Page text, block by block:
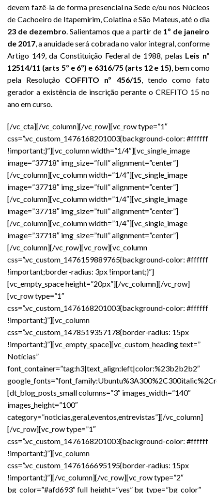
devem fazê-la de forma presencial na Sede e/ou nos Núcleos
de Cachoeiro de Itapemirim, Colatina e São Mateus, até o dia
23 de dezembro. Salientamos que a partir de 1º de janeiro
de 2017, a anuidade será cobrada no valor integral, conforme
Artigo 149, da Constituição Federal de 1988, pelas Leis nº
12514/11 (arts 5º e 6º) e 6316/75 (arts 12 e 15), bem como
pela Resolução COFFITO nº 456/15, tendo como fato
gerador a existência de inscrição perante o CREFITO 15 no
ano em curso.
[/vc_cta][/vc_column][/vc_row][vc_row type=”1″
css=”.vc_custom_1476168201003{background-color: #ffffff
!important;}”][vc_column width=”1/4″][vc_single_image
image=”37718″ img_size=”full” alignment=”center”]
[/vc_column][vc_column width=”1/4″][vc_single_image
image=”37718″ img_size=”full” alignment=”center”]
[/vc_column][vc_column width=”1/4″][vc_single_image
image=”37718″ img_size=”full” alignment=”center”]
[/vc_column][vc_column width=”1/4″][vc_single_image
image=”37718″ img_size=”full” alignment=”center”]
[/vc_column][/vc_row][vc_row][vc_column
css=”.vc_custom_1476159889765{background-color: #ffffff
!important;border-radius: 3px !important;}”]
[vc_empty_space height=”20px”][/vc_column][/vc_row]
[vc_row type=”1″
css=”.vc_custom_1476168201003{background-color: #ffffff
!important;}”][vc_column
css=”.vc_custom_1478519357178{border-radius: 15px
!important;}”][vc_empty_space][vc_custom_heading text=”
Notícias”
font_container=”tag:h3|text_align:left|color:%23b2b2b2″
[dt_blog_posts_small columns=”3″ images_width=”140″
images_height=”100″
category=”noticias,geral,eventos,entrevistas”][/vc_column]
[/vc_row][vc_row type=”1″
css=”.vc_custom_1476168201003{background-color: #ffffff
!important;}”][vc_column
css=”.vc_custom_1476166695195{border-radius: 15px
!important;}”][/vc_column][/vc_row][vc_row type=”2″
bg_color=”#afd693″ full_height=”yes” bg_type=”bg_color”